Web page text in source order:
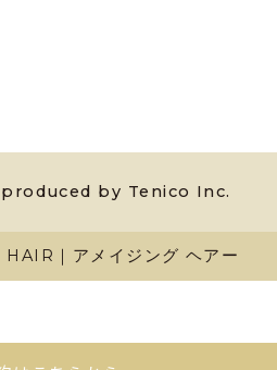
by Tenico Inc.
｜アメイジング ヘアー